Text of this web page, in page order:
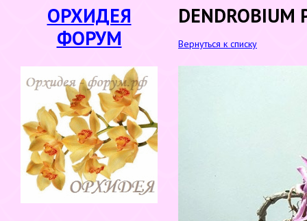
ОРХИДЕЯ
ФОРУМ
DENDROBIUM
Вернуться к списку